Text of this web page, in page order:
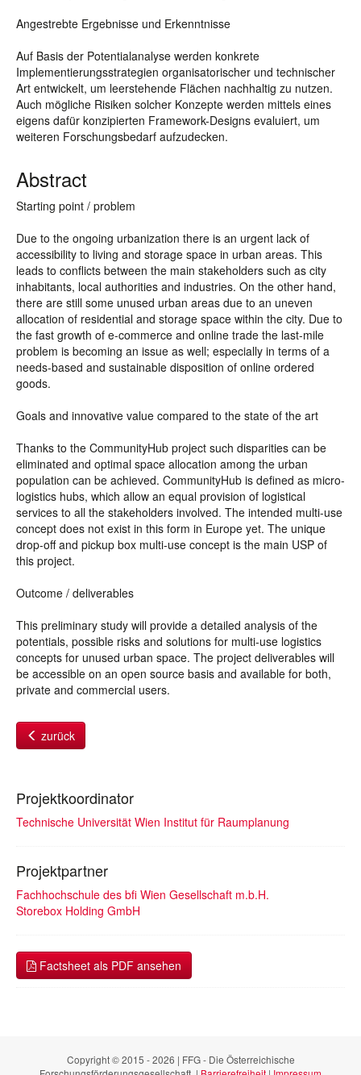
Angestrebte Ergebnisse und Erkenntnisse
Auf Basis der Potentialanalyse werden konkrete
Implementierungsstrategien organisatorischer und technischer
Art entwickelt, um leerstehende Flächen nachhaltig zu nutzen.
Auch mögliche Risiken solcher Konzepte werden mittels eines
eigens dafür konzipierten Framework-Designs evaluiert, um
weiteren Forschungsbedarf aufzudecken.
Abstract
Starting point / problem
Due to the ongoing urbanization there is an urgent lack of
accessibility to living and storage space in urban areas. This
leads to conflicts between the main stakeholders such as city
inhabitants, local authorities and industries. On the other hand,
there are still some unused urban areas due to an uneven
allocation of residential and storage space within the city. Due to
the fast growth of e-commerce and online trade the last-mile
problem is becoming an issue as well; especially in terms of a
needs-based and sustainable disposition of online ordered
goods.
Goals and innovative value compared to the state of the art
Thanks to the CommunityHub project such disparities can be
eliminated and optimal space allocation among the urban
population can be achieved. CommunityHub is defined as micro-
logistics hubs, which allow an equal provision of logistical
services to all the stakeholders involved. The intended multi-use
concept does not exist in this form in Europe yet. The unique
drop-off and pickup box multi-use concept is the main USP of
this project.
Outcome / deliverables
This preliminary study will provide a detailed analysis of the
potentials, possible risks and solutions for multi-use logistics
concepts for unused urban space. The project deliverables will
be accessible on an open source basis and available for both,
private and commercial users.
zurück
Projektkoordinator
Technische Universität Wien Institut für Raumplanung
Projektpartner
Fachhochschule des bfi Wien Gesellschaft m.b.H.
Storebox Holding GmbH
Factsheet als PDF ansehen
Copyright © 2015 - 2026 | FFG - Die Österreichische